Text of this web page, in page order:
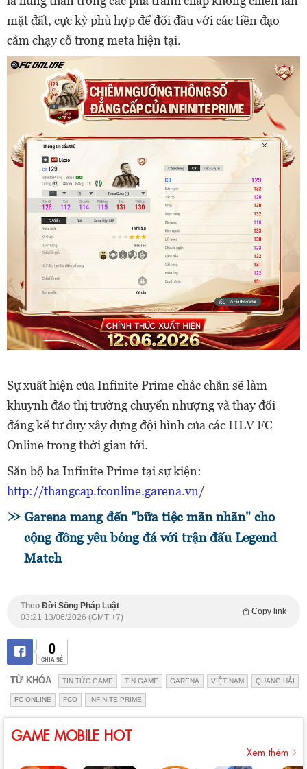
mặt đất, cực kỳ phù hợp để đối đầu với các tiền đạo
cắm chạy cỗ trong meta hiện tại.
Sự xuất hiện của Infinite Prime chắc chắn sẽ làm
khuynh đảo thị trường chuyển nhượng và thay đổi
đáng kể tư duy xây dựng đội hình của các HLV FC
Online trong thời gian tới.
Săn bộ ba Infinite Prime tại sự kiện:
http://thangcap.fconline.garena.vn/
Garena mang đến "bữa tiệc mãn nhãn" cho
cộng đồng yêu bóng đá với trận đấu Legend
Match
Theo Đời Sống Pháp Luật
Copy link
03:21 13/06/2026 (GMT +7)
0
CHIA SẺ
TỪ KHÓA TIN TỨC GAME TIN GAME GARENA VIỆT NAM QUANG HẢI
FC ONLINE FCO INFINITE PRIME
GAME MOBILE HOT
Xem thêm